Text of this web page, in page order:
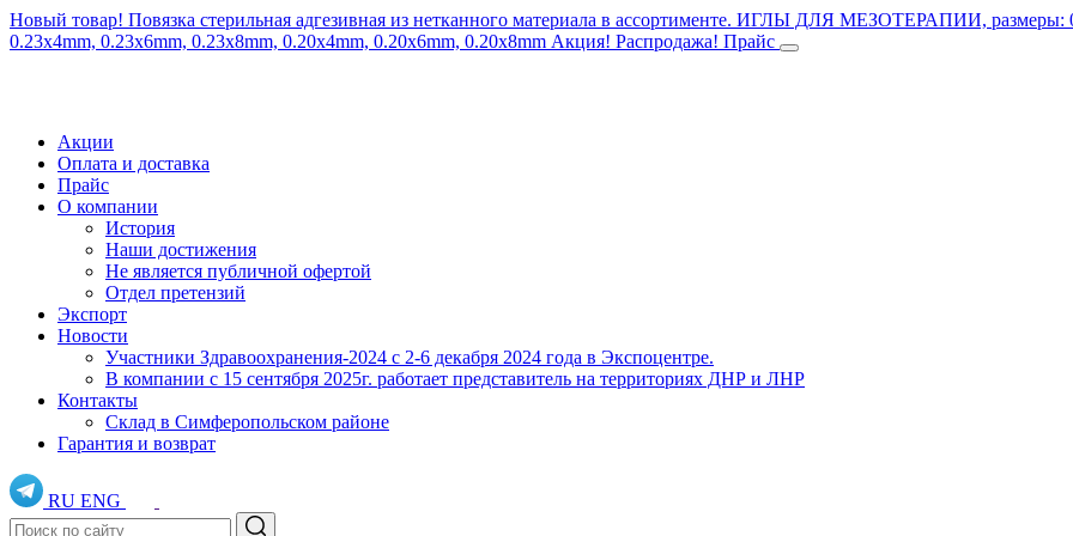
Новый товар! Повязка стерильная адгезивная из нетканного материала в ассортименте. ИГЛЫ ДЛЯ МЕЗОТЕРАПИИ, размеры:
0.23x4mm, 0.23x6mm, 0.23x8mm, 0.20x4mm, 0.20x6mm, 0.20x8mm Акция! Распродажа! Прайс
Акции
Оплата и доставка
Прайс
О компании
История
Наши достижения
Не является публичной офертой
Отдел претензий
Экспорт
Новости
Участники Здравоохранения-2024 с 2-6 декабря 2024 года в Экспоцентре.
В компании с 15 сентября 2025г. работает представитель на территориях ДНР и ЛНР
Контакты
Склад в Симферопольском районе
Гарантия и возврат
RU ENG